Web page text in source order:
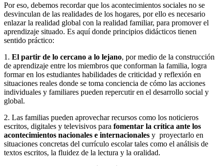
Por eso, debemos recordar que los acontecimientos sociales no se
desvinculan de las realidades de los hogares, por ello es necesario
enlazar la realidad global con la realidad familiar, para promover el
aprendizaje situado. Es aquí donde principios didácticos tienen
sentido práctico:
1. El partir de lo cercano a lo lejano, por medio de la construcción
de aprendizaje entre los miembros que conforman la familia, logra
formar en los estudiantes habilidades de criticidad y reflexión en
situaciones reales donde se toma conciencia de cómo las acciones
individuales y familiares pueden repercutir en el desarrollo social y
global.
2. Las familias pueden aprovechar recursos como los noticieros
escritos, digitales y televisivos para fomentar la crítica ante los
acontecimientos nacionales e internacionales y proyectarlo en
situaciones concretas del currículo escolar tales como el análisis de
textos escritos, la fluidez de la lectura y la oralidad.